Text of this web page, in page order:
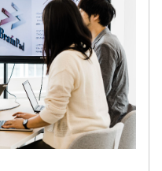
よる評価をおこなって
りません）